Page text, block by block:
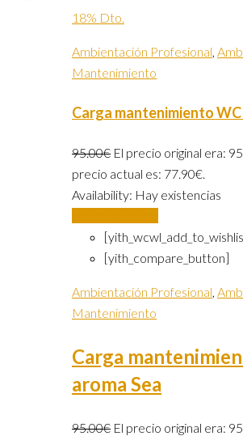
18% Dto.
Ambientación Profesional
Mantenimiento
Carga mantenimiento WC
95.00€ El precio original era:
precio actual es: 77.90€.
Availability: Hay existencias
[yith_compare_button]
Ambientación Profesional
Mantenimiento
Carga
aroma Sea
95.00€ El precio original era: